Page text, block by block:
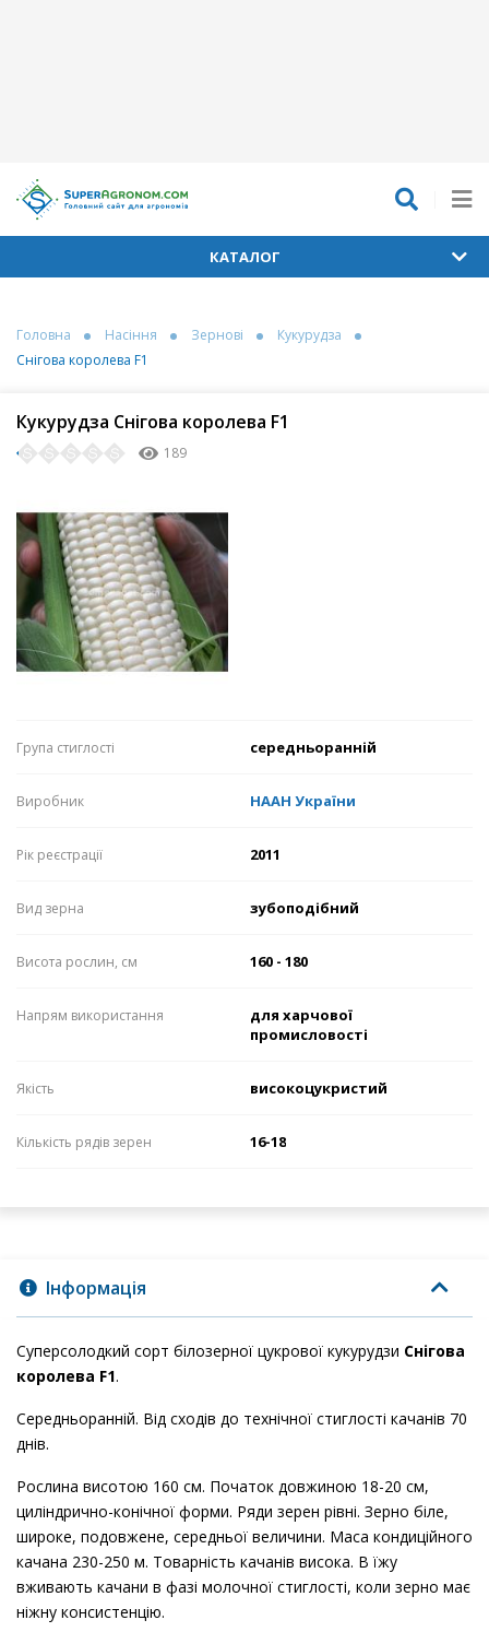
КАТАЛОГ
Головна Насіння Зернові
Кукурудза
Снігова королева F1
Кукурудза Снігова королева F1
189
Група стиглості середньоранній
Виробник НААН України
Рік реєстрації 2011
Вид зерна зубоподібний
Висота рослин, см 160 - 180
Напрям використання
для харчової
промисловості
Якість високоцукристий
Кількість рядів зерен 16-18
Інформація
Суперсолодкий сорт білозерної цукрової кукурудзи Снігова
королева F1.
Середньоранній. Від сходів до технічної стиглості качанів 70
днів.
Рослина висотою 160 см. Початок довжиною 18-20 см,
циліндрично-конічної форми. Ряди зерен рівні. Зерно біле,
широке, подовжене, середньої величини. Маса кондиційного
качана 230-250 м. Товарність качанів висока. В їжу
вживають качани в фазі молочної стиглості, коли зерно має
ніжну консистенцію.